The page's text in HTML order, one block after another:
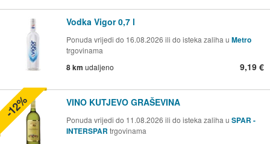
Vodka Vigor 0,7 l
Ponuda vrijedi do 16.08.2026 ili do isteka zaliha u Metro
trgovinama
8 km udaljeno 9,19 €
VINO KUTJEVO GRAŠEVINA
Ponuda vrijedi do 11.08.2026 ili do isteka zaliha u SPAR -
INTERSPAR trgovinama
-12%